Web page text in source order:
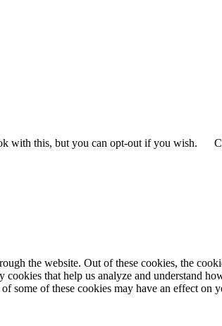
with this, but you can opt-out if you wish.
the website. Out of these cookies, the
that help us analyze and understand
some of these cookies may have an effect on